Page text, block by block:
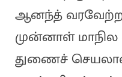
ஆனந்த்
முன்னாள்
துணைச்